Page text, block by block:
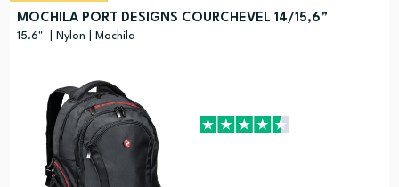
MOCHILA PORT DESIGNS COURCHEVEL 14/15,6”
15.6" | Nylon | Mochila